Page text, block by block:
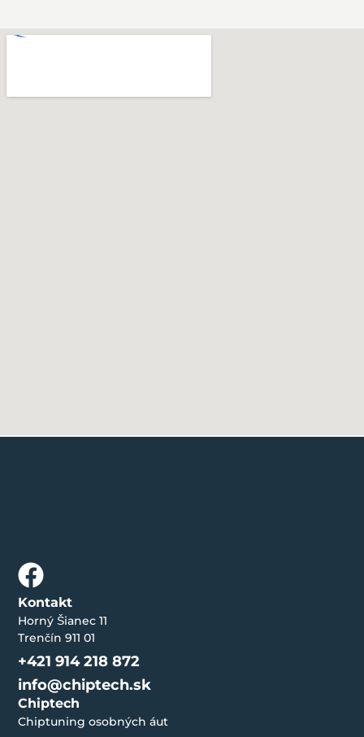
Chiptech
Chiptuning osobných áut
Kontakt
Horný Šianec 11
Trenčín 911 01
+421 914 218 872
info@chiptech.sk